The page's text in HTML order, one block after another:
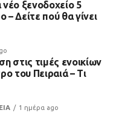
ξενοδοχείο 5
Δείτε πού θα γίνει
στις τιμές ενοικίων
του Πειραιά – Τι
1 ημέρα ago